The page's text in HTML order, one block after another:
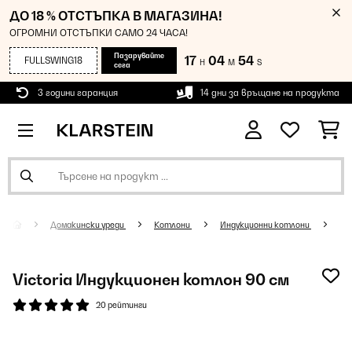
ДО 18 % ОТСТЪПКА В МАГАЗИНА!
ОГРОМНИ ОТСТЪПКИ САМО 24 ЧАСА!
FULLSWING18
Пазарувайте
сега
17 H 04 M 54 S
3 години гаранция 14 дни за връщане на продукта
Домакински уреди Котлони Индукционни котлони
Victoria Индукционен котлон 90 см
20 рейтинги